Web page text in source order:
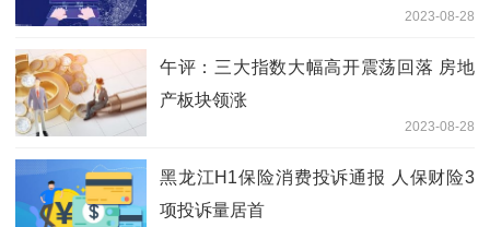
2023-08-28
午评：三大指数大幅高开震荡回落 房地
产板块领涨
2023-08-28
黑龙江H1保险消费投诉通报 人保财险3
项投诉量居首